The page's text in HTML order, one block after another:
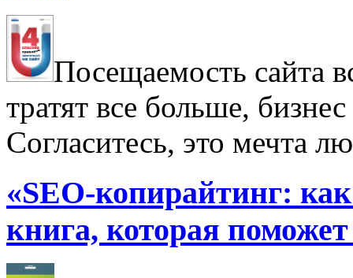
Посещаемость сайта
тратят все больше,
Согласитесь, это мечта
«SEO-копирайтинг:
книга, которая